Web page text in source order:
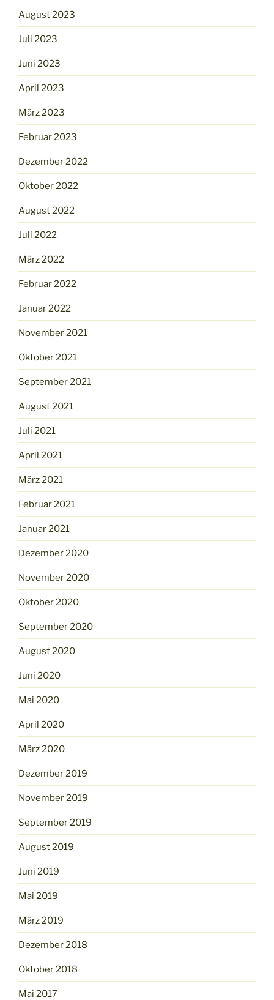
August 2023
Juli 2023
Juni 2023
April 2023
März 2023
Februar 2023
Dezember 2022
Oktober 2022
August 2022
Juli 2022
März 2022
Februar 2022
Januar 2022
November 2021
Oktober 2021
September 2021
August 2021
Juli 2021
April 2021
März 2021
Februar 2021
Januar 2021
Dezember 2020
November 2020
Oktober 2020
September 2020
August 2020
Juni 2020
Mai 2020
April 2020
März 2020
Dezember 2019
November 2019
September 2019
August 2019
Juni 2019
Mai 2019
März 2019
Dezember 2018
Oktober 2018
Mai 2017